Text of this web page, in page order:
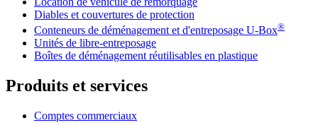
Diables et couvertures de protection
Conteneurs de déménagement et d'entreposage U-Box®
Unités de libre-entreposage
Boîtes de déménagement réutilisables en plastique
Produits et services
Comptes commerciaux